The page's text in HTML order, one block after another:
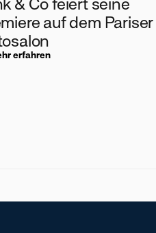
auf dem Pariser
erfahren